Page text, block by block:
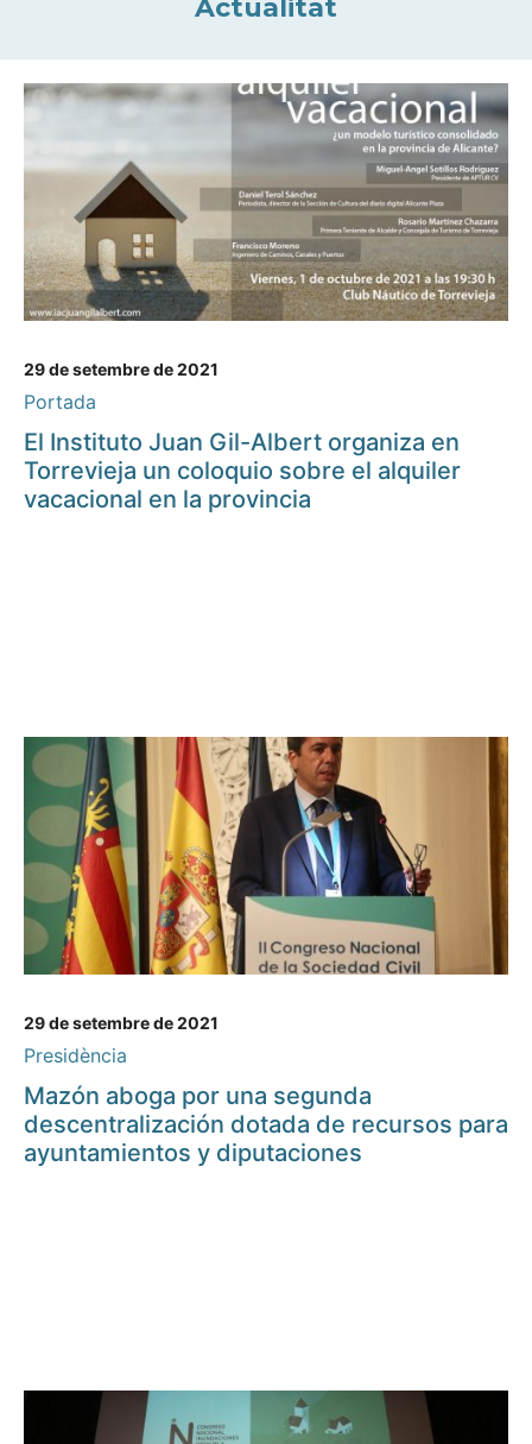
Actualitat
29 de setembre de 2021
Portada
El Instituto Juan Gil-Albert organiza en
Torrevieja un coloquio sobre el alquiler
vacacional en la provincia
29 de setembre de 2021
Presidència
Mazón aboga por una segunda
descentralización dotada de recursos para
ayuntamientos y diputaciones